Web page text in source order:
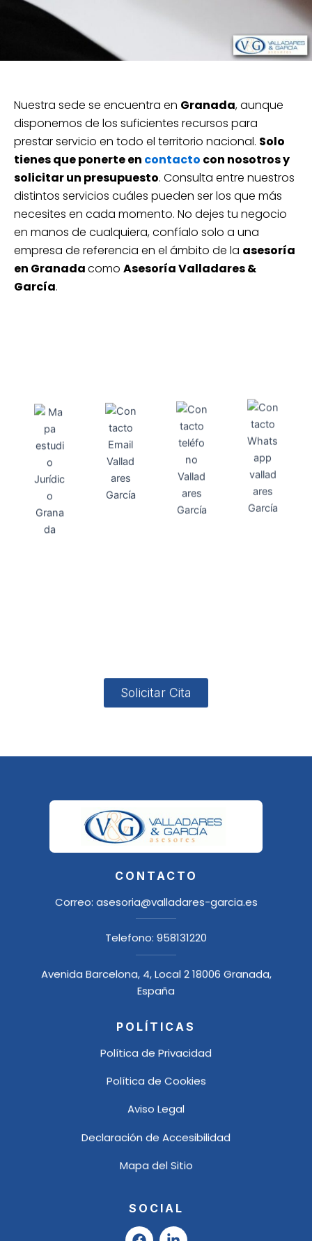
Nuestra sede se encuentra en Granada, aunque
disponemos de los suficientes recursos para
prestar servicio en todo el territorio nacional. Solo
tienes que ponerte en contacto con nosotros y
solicitar un presupuesto. Consulta entre nuestros
distintos servicios cuáles pueden ser los que más
necesites en cada momento. No dejes tu negocio
en manos de cualquiera, confíalo solo a una
empresa de referencia en el ámbito de la asesoría
en Granadacomo Asesoría Valladares &
García.
Solicitar Cita
CONTACTO
Correo: asesoria@valladares-garcia.es
Telefono: 958131220
Avenida Barcelona, 4, Local 2 18006 Granada,
España
POLÍTICAS
Política de Privacidad
Política de Cookies
Aviso Legal
Declaración de Accesibilidad
Mapa del Sitio
SOCIAL
F
L